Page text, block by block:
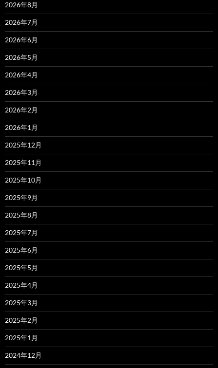
2026年8月
2026年7月
2026年6月
2026年5月
2026年4月
2026年3月
2026年2月
2026年1月
2025年12月
2025年11月
2025年10月
2025年9月
2025年8月
2025年7月
2025年6月
2025年5月
2025年4月
2025年3月
2025年2月
2025年1月
2024年12月